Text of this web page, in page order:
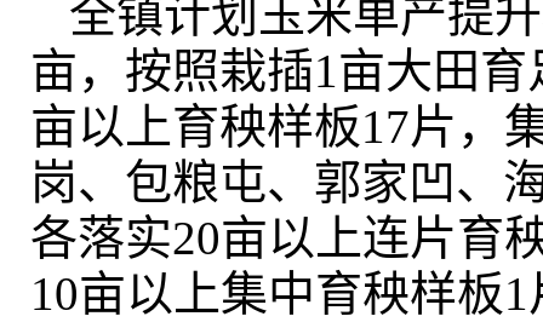
全镇计划玉米单产提
亩，按照栽插1亩大田
亩以上育秧样板17片，
岗、包粮屯、郭家凹、
各落实20亩以上连片育
10亩以上集中育秧样板1